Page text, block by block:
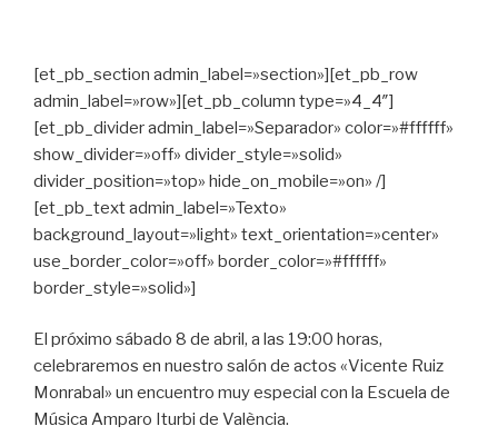
[et_pb_section admin_label=»section»][et_pb_row
admin_label=»row»][et_pb_column type=»4_4″]
[et_pb_divider admin_label=»Separador» color=»#ffffff»
show_divider=»off» divider_style=»solid»
divider_position=»top» hide_on_mobile=»on» /]
[et_pb_text admin_label=»Texto»
background_layout=»light» text_orientation=»center»
use_border_color=»off» border_color=»#ffffff»
border_style=»solid»]
El próximo sábado 8 de abril, a las 19:00 horas,
celebraremos en nuestro salón de actos «Vicente Ruiz
Monrabal» un encuentro muy especial con la Escuela de
Música Amparo Iturbi de València.